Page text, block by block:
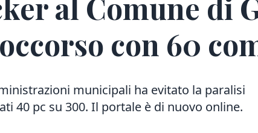
al Comune di
con 60
municipali ha evitato la paralisi
40 pc su 300. Il portale è di nuovo online.